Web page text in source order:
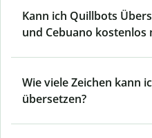
Kann ich Quillbots
und Cebuano kostenlos
Wie viele Zeichen kann
übersetzen?